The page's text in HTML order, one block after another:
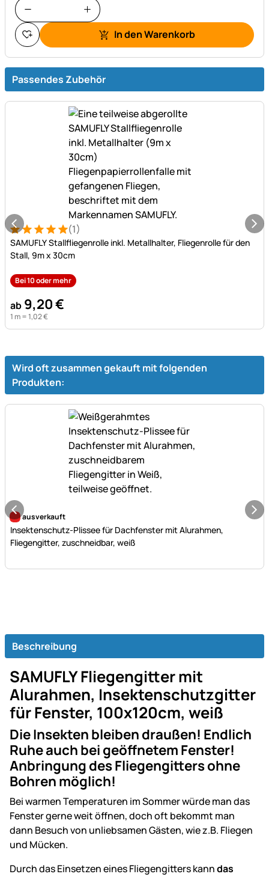
In den Warenkorb
Passendes Zubehör
Bewertung: 5 von 5 (1 Bewertungen)
1 Bewertung (1)
SAMUFLY Stallfliegenrolle inkl. Metallhalter, Fliegenrolle für den
Stall, 9m x 30cm
Bei 10 oder mehr
ab 9,20€
1 m =1,02€
Wird oft zusammen gekauft mit folgenden
Produkten:
Noch keine Bewertungen abgegeben
ausverkauft
Insektenschutz-Plissee für Dachfenster mit Alurahmen,
Fliegengitter, zuschneidbar, weiß
Beschreibung
SAMUFLY Fliegengitter mit
Alurahmen, Insektenschutzgitter
für Fenster, 100x120cm, weiß
Die Insekten bleiben draußen! Endlich
Ruhe auch bei geöffnetem Fenster!
Anbringung des Fliegengitters ohne
Bohren möglich!
Bei warmen Temperaturen im Sommer würde man das
Fenster gerne weit öffnen, doch oft bekommt man
dann Besuch von unliebsamen Gästen, wie z.B. Fliegen
und Mücken.
Durch das Einsetzen eines Fliegengitters kanndas